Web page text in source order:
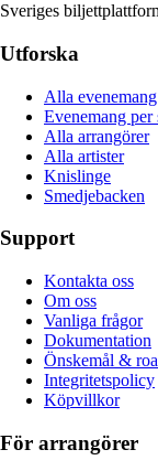
Sveriges
Utforska
Alla evenemang
Evenemang per
Alla arrangörer
Alla artister
Knislinge
Smedjebacken
Support
Kontakta oss
Om oss
Vanliga frågor
Dokumentation
Önskemål &
Integritetspolicy
Köpvillkor
För arrangörer